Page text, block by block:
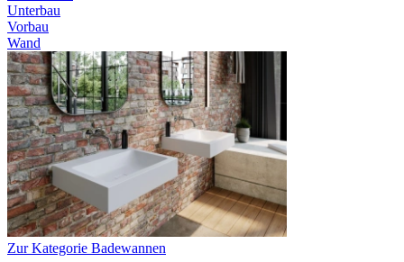
Unterbau
Vorbau
Wand
Zur Kategorie Badewannen